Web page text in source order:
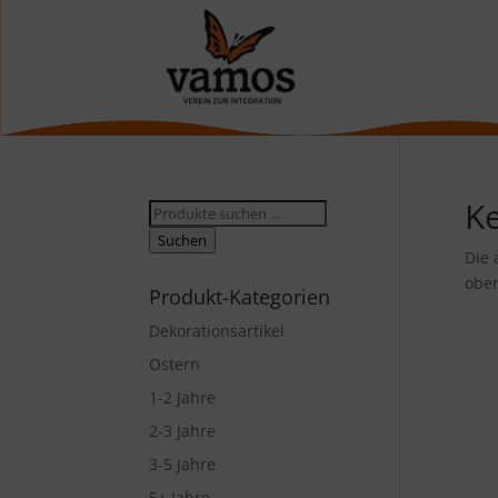
Die
Suche
nach:
Suchen
Produkt-Kategorien
Dekorationsartikel
Ostern
1-2 Jahre
2-3 Jahre
3-5 Jahre